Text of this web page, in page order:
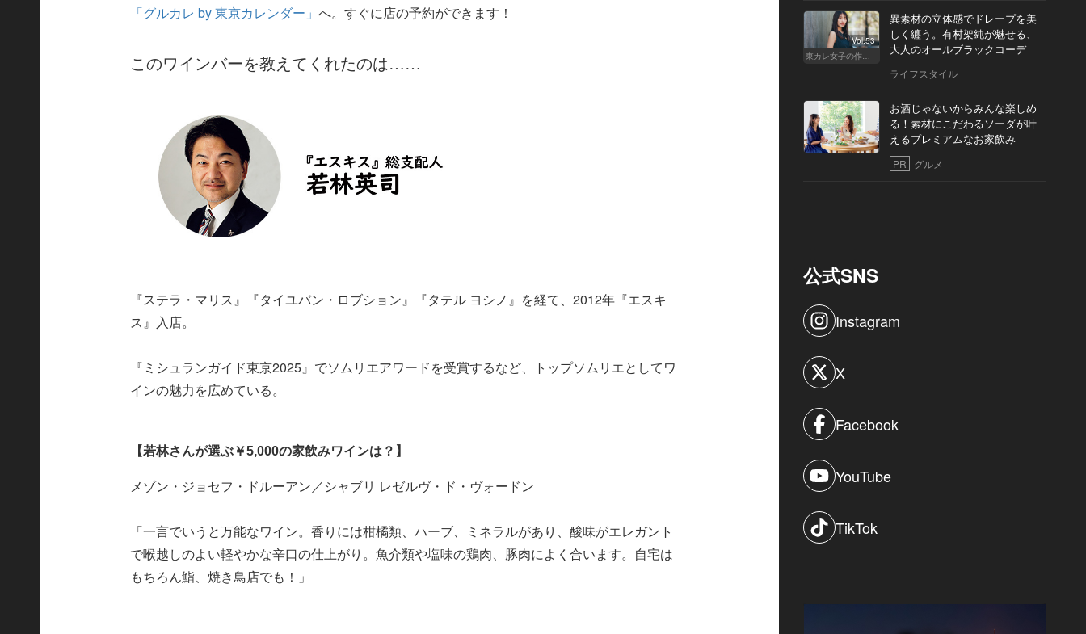
「グルカレ by 東京カレンダー」へ。すぐに店の予約ができます！
このワインバーを教えてくれたのは……
『ステラ・マリス』『タイユバン・ロブション』『タテル ヨシノ』を経て、2012年『エスキ
ス』入店。
『ミシュランガイド東京2025』でソムリエアワードを受賞するなど、トップソムリエとしてワ
インの魅力を広めている。
【若林さんが選ぶ￥5,000の家飲みワインは？】
メゾン・ジョセフ・ドルーアン／シャブリ レゼルヴ・ド・ヴォードン
「一言でいうと万能なワイン。香りには柑橘類、ハーブ、ミネラルがあり、酸味がエレガント
で喉越しのよい軽やかな辛口の仕上がり。魚介類や塩味の鶏肉、豚肉によく合います。自宅は
もちろん鮨、焼き鳥店でも！」
Vol.53
東カレ女子の作り方
異素材の立体感でドレープを美
しく纏う。有村架純が魅せる、
大人のオールブラックコーデ
ライフスタイル
お酒じゃないからみんな楽しめ
る！素材にこだわるソーダが叶
えるプレミアムなお家飲み
PR グルメ
公式SNS
Instagram
X
Facebook
YouTube
TikTok